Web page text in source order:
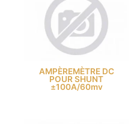
AMPÈREMÈTRE DC
POUR SHUNT
±100A/60mv